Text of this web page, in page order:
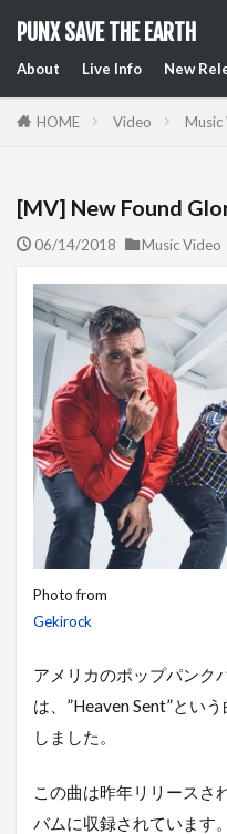
PUNX SAVE THE EARTH
About Live Info New
HOME Video Music
[MV] New Found
06/14/2018 Music Video
Photo from
Gekirock
アメリカのポップパンク
は、”Heaven Sent”とい
しました。
この曲は昨年リリースさ
バムに収録されています。